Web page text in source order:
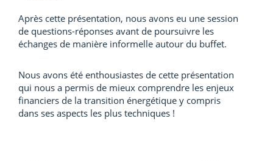
Après cette présentation, nous avons eu une session
de questions-réponses avant de poursuivre les
échanges de manière informelle autour du buffet.
Nous avons été enthousiastes de cette présentation
qui nous a permis de mieux comprendre les enjeux
financiers de la transition énergétique y compris
dans ses aspects les plus techniques !